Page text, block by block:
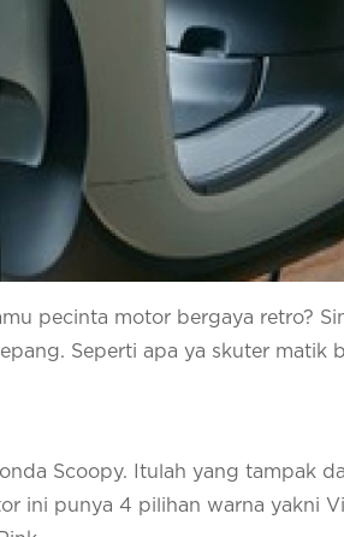
pecinta motor bergaya retro?
Seperti apa ya skuter matik
Scoopy. Itulah yang tampak
ini punya 4 pilihan warna yakni